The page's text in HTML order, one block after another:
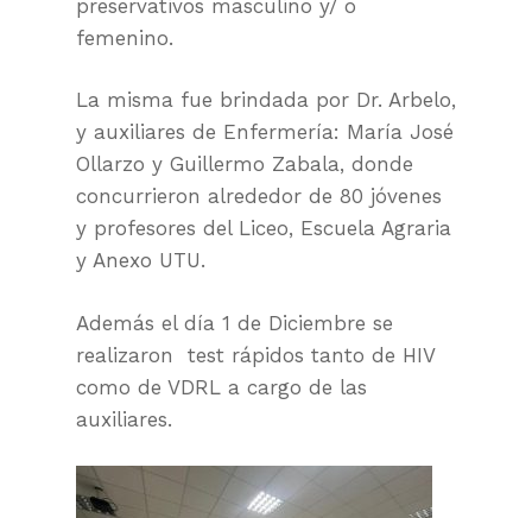
preservativos masculino y/ o
femenino.
La misma fue brindada por Dr. Arbelo,
y auxiliares de Enfermería: María José
Ollarzo y Guillermo Zabala, donde
concurrieron alrededor de 80 jóvenes
y profesores del Liceo, Escuela Agraria
y Anexo UTU.
Además el día 1 de Diciembre se
realizaron test rápidos tanto de HIV
como de VDRL a cargo de las
auxiliares.